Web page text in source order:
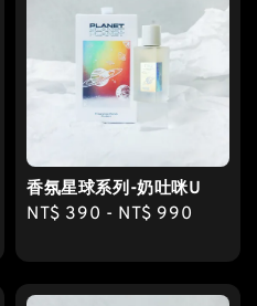
香氛星球系列-奶吐咪U
Regular
NT$ 390 - NT$ 990